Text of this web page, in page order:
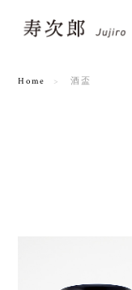
Home 酒盃